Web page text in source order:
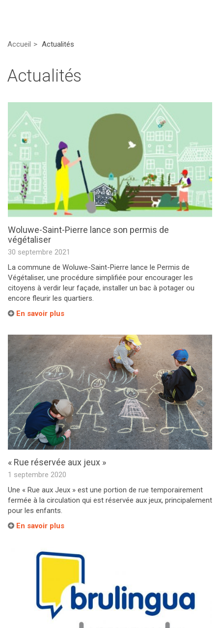
Accueil Actualités
Actualités
Woluwe-Saint-Pierre lance son permis de
végétaliser
30 septembre 2021
La commune de Woluwe-Saint-Pierre lance le Permis de
Végétaliser, une procédure simplifiée pour encourager les
citoyens à verdir leur façade, installer un bac à potager ou
encore fleurir les quartiers.
En savoir plus
« Rue réservée aux jeux »
1 septembre 2020
Une « Rue aux Jeux » est une portion de rue temporairement
fermée à la circulation qui est réservée aux jeux, principalement
pour les enfants.
En savoir plus